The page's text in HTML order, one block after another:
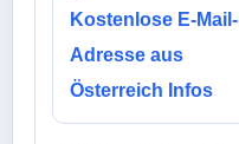
Kostenlose E-Mail-
Adresse aus
Österreich Infos